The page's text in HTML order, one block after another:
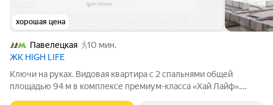
хорошая цена
Павелецкая
10 мин.
ЖК HIGH LIFE
Ключи на руках. Видовая квартира с 2 спальнями общей
площадью 94 м в комплексе премиум-класса «Хай Лайф».